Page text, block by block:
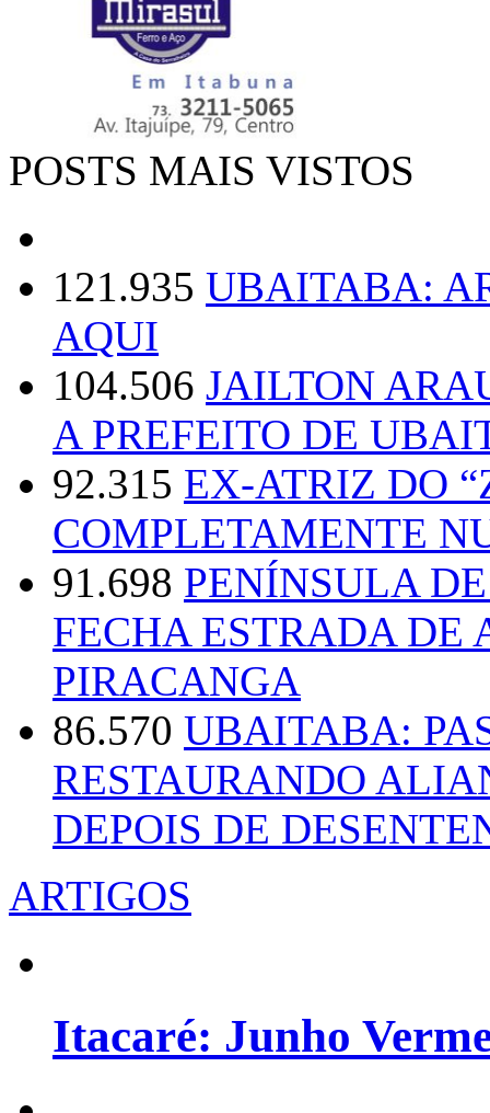
POSTS MAIS VISTOS
121.935 UBAITABA:
AQUI
104.506 JAILTON
A PREFEITO DE
92.315 EX-ATRIZ DO
COMPLETAMENTE
91.698 PENÍNSULA
FECHA ESTRADA DE
PIRACANGA
86.570 UBAITABA:
RESTAURANDO
DEPOIS DE
ARTIGOS
Itacaré: Junho